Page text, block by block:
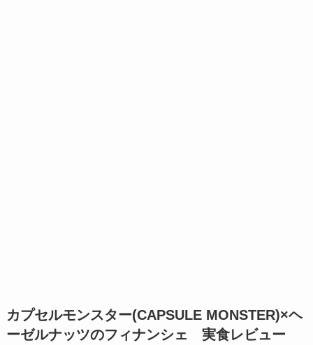
カプセルモンスター(CAPSULE MONSTER)×ヘ
ーゼルナッツのフィナンシェ 実食レビュー